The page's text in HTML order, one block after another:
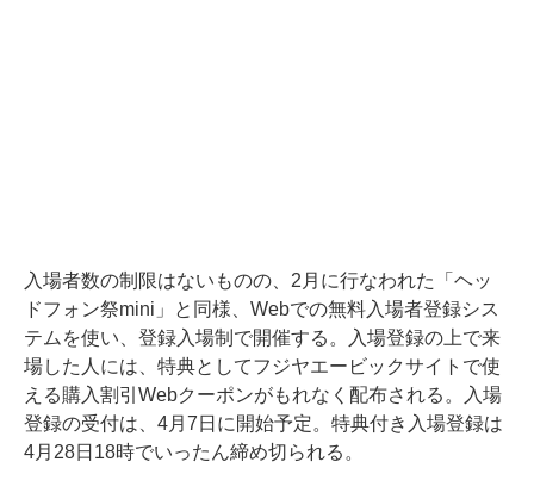
入場者数の制限はないものの、2月に行なわれた「ヘッ
ドフォン祭mini」と同様、Webでの無料入場者登録シス
テムを使い、登録入場制で開催する。入場登録の上で来
場した人には、特典としてフジヤエービックサイトで使
える購入割引Webクーポンがもれなく配布される。入場
登録の受付は、4月7日に開始予定。特典付き入場登録は
4月28日18時でいったん締め切られる。